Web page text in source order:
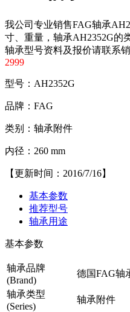
我公司专业销售FAG轴承
寸、重量，轴承AH2352G的
轴承型号资料及报价请联系
2999
型号：AH2352G
品牌：FAG
类别：轴承附件
内径：260 mm
【更新时间：2016/7/16】
基本参数
推荐型号
轴承用途
基本参数
轴承品牌
(Brand)
德国FAG轴
轴承类型
(Series)
轴承附件